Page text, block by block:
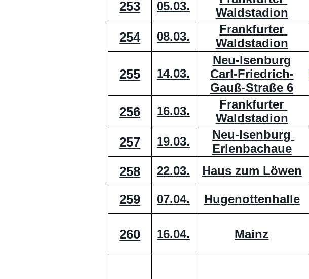
253 05.03.
Waldstadion
254 08.03.
Frankfurter
Waldstadion
255 14.03.
Neu-Isenburg
Carl-Friedrich-
Gauß-Straße 6
256 16.03.
Frankfurter
Waldstadion
257 19.03.
Neu-Isenburg
Erlenbachaue
258 22.03. Haus zum Löwen
259 07.04. Hugenottenhalle
260 16.04. Mainz